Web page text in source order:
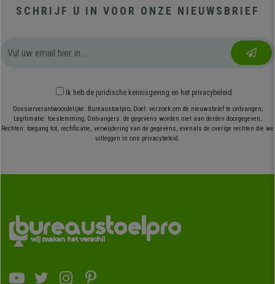
SCHRIJF U IN VOOR ONZE NIEUWSBRIEF
Ik heb de juridische kennisgeving en het privacybeleid
Dossierverantwoordelijke: Bureaustoelpro; Doel: verzoek om de nieuwsbrief te ontvangen;
Legitimatie: toestemming; Ontvangers: de gegevens worden niet aan derden doorgegeven;
Rechten: toegang tot, rectificatie, verwijdering van de gegevens, evenals de overige rechten die we
uitleggen in ons privacybeleid.